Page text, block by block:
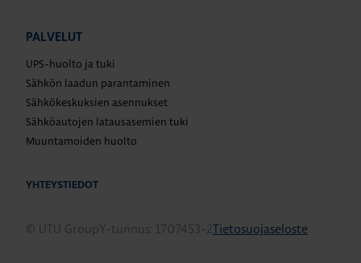
PALVELUT
UPS-huolto ja tuki
Sähkön laadun parantaminen
Sähkökeskuksien asennukset
Sähköautojen latausasemien tuki
Muuntamoiden huolto
YHTEYSTIEDOT
© UTU GroupY-tunnus: 1707453-2Tietosuojaseloste